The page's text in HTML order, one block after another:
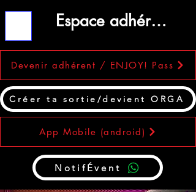
Devenir adhérent / ENJOY! Pass
Créer ta sortie/devient ORGA
Espace adhérent
NotifÉvent
App Mobile (android)